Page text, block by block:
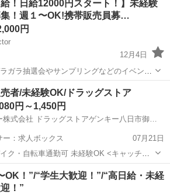
す [勤務地・最寄駅]： 滋賀県草...
給！日給12000円スタート！】未経験
！週１〜OK!携帯販売員募…
円
12月4日
ガラ抽選会やサンプリングなどのイベント
でイベントブースへ誘導します。 その後イ
ートフォン、携帯電話の新規契約・機種変
ベ...
給料
者/未経験OK/ドラッグストア
円～1,450円
ー：求人ボックス
07月21日
ク・自転車通勤可 未経験OK <キャッチコ
の方限定>ドラッグストアの時間帯リーダ
愛知・滋賀の5県で、多数店舗を展開中。
募集!...
OK！”/“学生大歓迎！”/“高日給・未経
！”